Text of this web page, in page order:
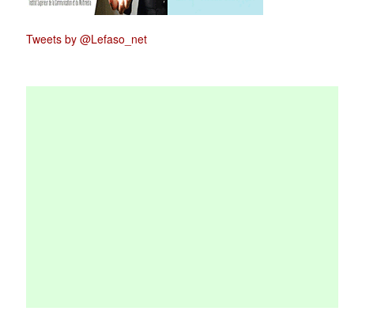
Tweets by @Lefaso_net